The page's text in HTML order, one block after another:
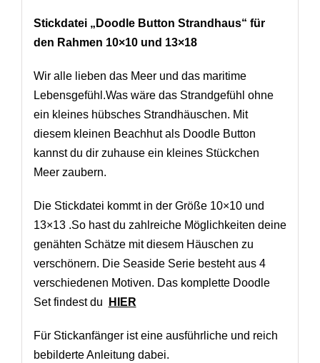
Stickdatei „Doodle Button Strandhaus“ für
den Rahmen 10×10 und 13×18
Wir alle lieben das Meer und das maritime
Lebensgefühl.Was wäre das Strandgefühl ohne
ein kleines hübsches Strandhäuschen. Mit
diesem kleinen Beachhut als Doodle Button
kannst du dir zuhause ein kleines Stückchen
Meer zaubern.
Die Stickdatei kommt in der Größe 10×10 und
13×13 .So hast du zahlreiche Möglichkeiten deine
genähten Schätze mit diesem Häuschen zu
verschönern. Die Seaside Serie besteht aus 4
verschiedenen Motiven. Das komplette Doodle
Set findest du
HIER
Für Stickanfänger ist eine ausführliche und reich
bebilderte Anleitung dabei.